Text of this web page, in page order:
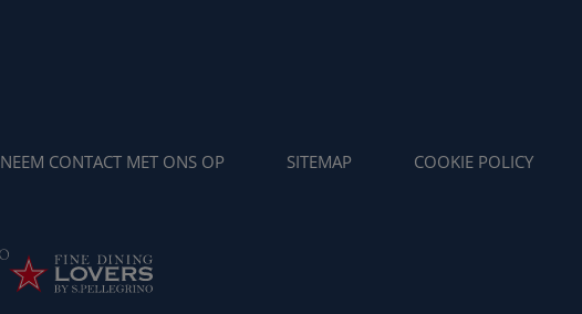
NEEM CONTACT MET ONS OP SITEMAP COOKIE POLICY